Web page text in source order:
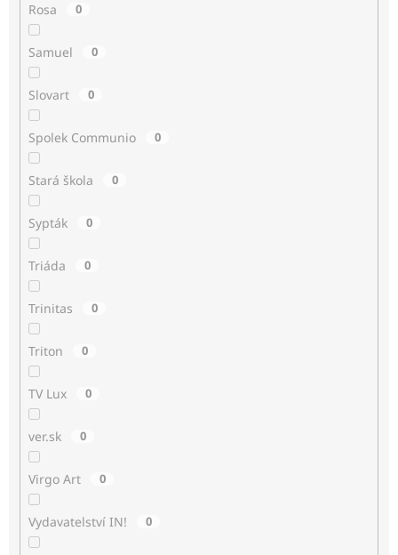
Rosa 0
Samuel 0
Slovart 0
Spolek Communio 0
Stará škola 0
Sypták 0
Triáda 0
Trinitas 0
Triton 0
TV Lux 0
ver.sk 0
Virgo Art 0
Vydavatelství IN! 0